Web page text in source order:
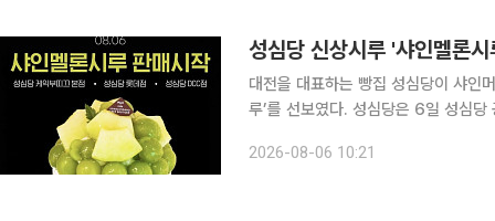
성심당 신상시루 '샤인멜론
대전을 대표하는 빵집 성심당이 샤인
루’를 선보였다. 성심당은 6일 성심당 공식 SNS 인스타그램을 통해 샤인멜론시루 판매 소식을 알
2026-08-06 10:21